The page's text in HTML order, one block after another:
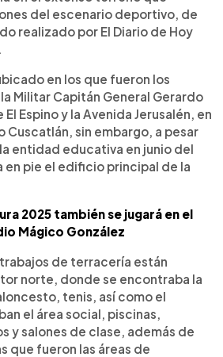
del escenario deportivo, de
realizado por El Diario de Hoy
en los que fueron los
Militar Capitán General Gerardo
Espino y la Avenida Jerusalén, en
sin embargo, a pesar
entidad educativa en junio del
en pie el edificio principal de la
2025 también se jugará en el
Mágico González
de terracería están
norte, donde se encontraba la
tenis, así como el
el área social, piscinas,
y salones de clase, además de
que fueron las áreas de